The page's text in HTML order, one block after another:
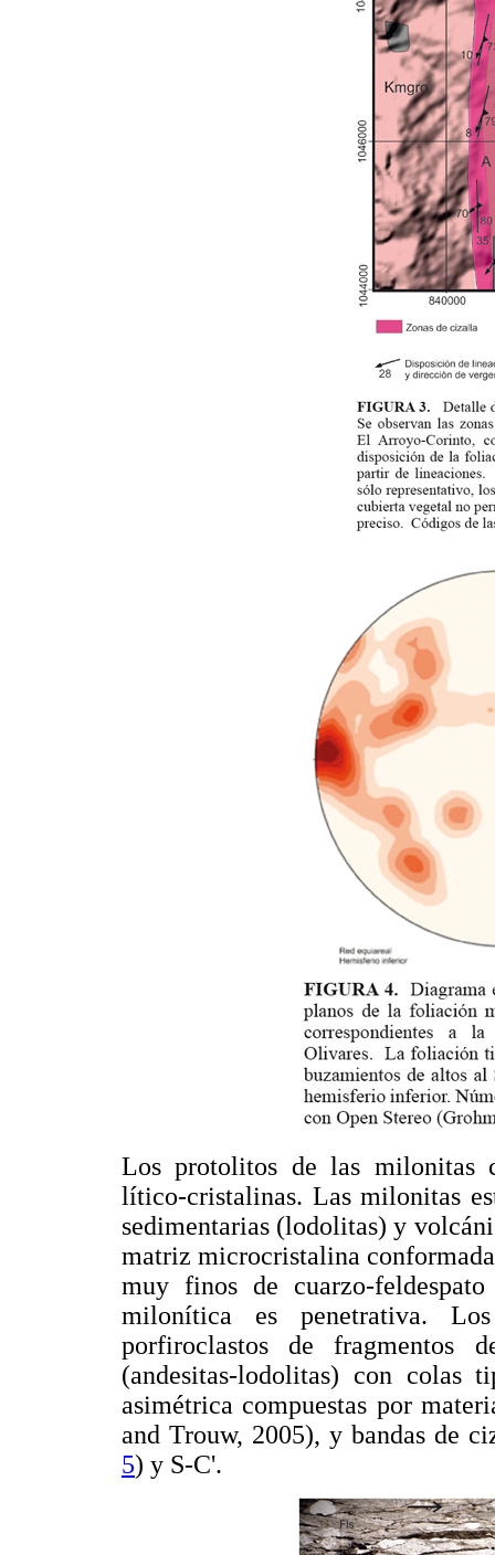
Los protolitos de las milonitas
lítico-cristalinas. Las milonitas
sedimentarias (lodolitas) y
matriz microcristalina
muy finos de cuarzo-
milonítica es penetrativa.
porfiroclastos de fragmentos
(andesitas-lodolitas) con colas
asimétrica compuestas por
and Trouw, 2005), y bandas de
5) y S-C'.